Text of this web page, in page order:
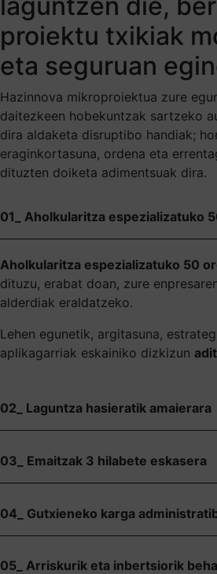
proiektu txikiak
eta seguruan
Hazinnova mikroproiektua zure
daitezkeen hobekuntzak sartzeko
dira aldaketa disruptibo handiak;
eraginkortasuna, ordena eta
dituzten doiketa adimentsuak dira.
01_ Aholkularitza espezializatuko
Aholkularitza espezializatuko 50
dituzu, erabat doan, zure
alderdiak eraldatzeko.
Lehen egunetik, argitasuna,
aplikagarriak eskainiko dizkizun
02_ Laguntza hasieratik amaierara
03_ Emaitzak 3 hilabete eskasera
04_ Gutxieneko karga
05_ Arriskurik eta inbertsiorik